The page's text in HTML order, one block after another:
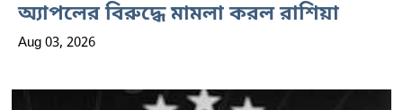
অ্যাপলের বিরুদ্ধে মামলা করল রাশিয়া
Aug 03, 2026